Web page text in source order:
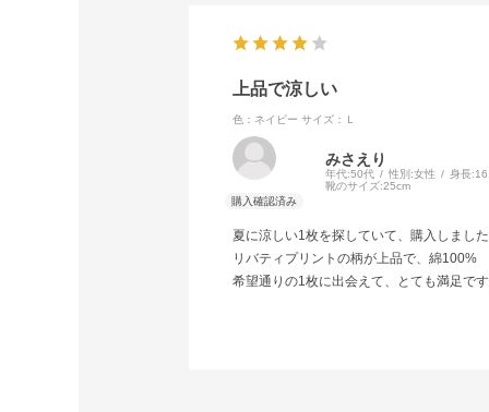
上品で涼しい
色：ネイビー サイズ：Ｌ
みさえり
年代:50代 性別:女性 身長:
靴のサイズ:25cm
夏に涼しい1枚を探していて、購入しまし
リバティプリントの柄が上品で、綿100%
希望通りの1枚に出会えて、とても満足で